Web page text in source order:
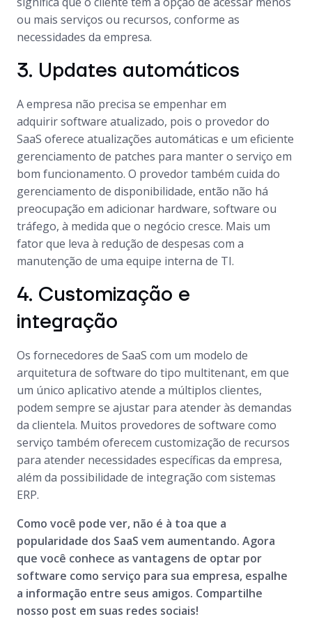
ou mais serviços ou recursos, conforme as
necessidades da empresa.
3. Updates automáticos
A empresa não precisa se empenhar em
adquirir software atualizado, pois o provedor do
SaaS oferece atualizações automáticas e um eficiente
gerenciamento de patches para manter o serviço em
bom funcionamento. O provedor também cuida do
gerenciamento de disponibilidade, então não há
preocupação em adicionar hardware, software ou
tráfego, à medida que o negócio cresce. Mais um
fator que leva à redução de despesas com a
manutenção de uma equipe interna de TI.
4. Customização e
integração
Os fornecedores de SaaS com um modelo de
arquitetura de software do tipo multitenant, em que
um único aplicativo atende a múltiplos clientes,
podem sempre se ajustar para atender às demandas
da clientela. Muitos provedores de software como
serviço também oferecem customização de recursos
para atender necessidades específicas da empresa,
além da possibilidade de integração com sistemas
ERP.
Como você pode ver, não é à toa que a
popularidade dos SaaS vem aumentando. Agora
que você conhece as vantagens de optar por
software como serviço para sua empresa, espalhe
a informação entre seus amigos. Compartilhe
nosso post em suas redes sociais!